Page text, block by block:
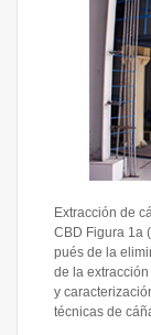
Extracción de
CBD Figura 1a
pués de la
de la
y
técnicas de